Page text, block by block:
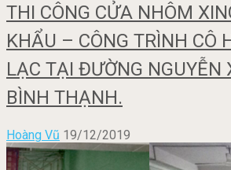
THI CÔNG CỬA NHÔM
KHẨU – CÔNG TRÌNH CÔ
LẠC TẠI ĐƯỜNG NGUYỄN
BÌNH THẠNH.
Hoàng Vũ 19/12/2019